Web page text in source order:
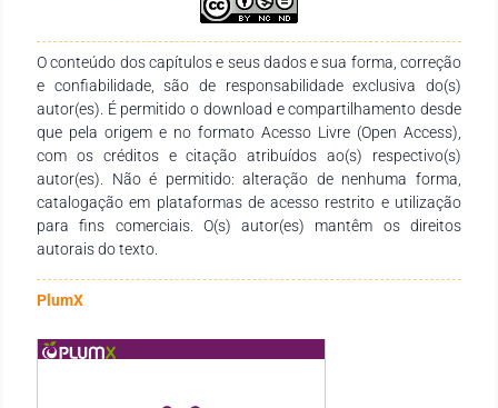
uma era de incertezas. Embasado nas contribuições de
tecnologia, este estudo ressalta a importância do
desenvolvimento do pensamento crítico tendo como
condutora a língua da conexão global.
O conteúdo dos capítulos e seus dados e sua forma, correção
e confiabilidade, são de responsabilidade exclusiva do(s)
autor(es). É permitido o download e compartilhamento desde
que pela origem e no formato Acesso Livre (Open Access),
com os créditos e citação atribuídos ao(s) respectivo(s)
autor(es). Não é permitido: alteração de nenhuma forma,
catalogação em plataformas de acesso restrito e utilização
para fins comerciais. O(s) autor(es) mantêm os direitos
autorais do texto.
PlumX